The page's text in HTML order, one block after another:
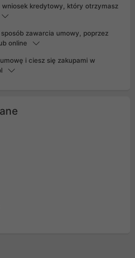
wniosek kredytowy, który otrzymasz
zawarcia umowy, poprzez
online
i ciesz się zakupami w